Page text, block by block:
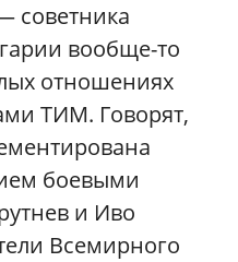
советника
вообще-то
отношениях
ТИМ. Говорят,
боевыми
и Иво
Всемирного